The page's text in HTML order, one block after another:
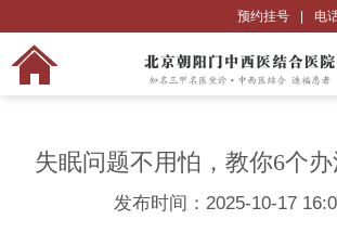
电
预约挂号
失眠问题不用怕，教你6个
发布时间：2025-10-17